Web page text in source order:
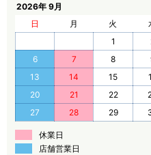
2026年 9月
日
月 火
1
6
7 8
13
14 15
20
21 22
27
28 29
休業日
店舗営業日